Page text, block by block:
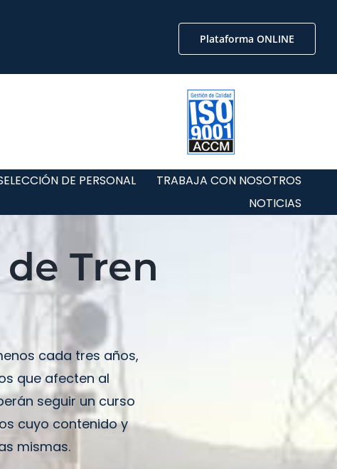
Plataforma ONLINE
DE PERSONAL
TRABAJA CON NOSOTROS
NOTICIAS
Tren
cada tres años,
que afecten al
seguir un curso
cuyo contenido y
mismas.